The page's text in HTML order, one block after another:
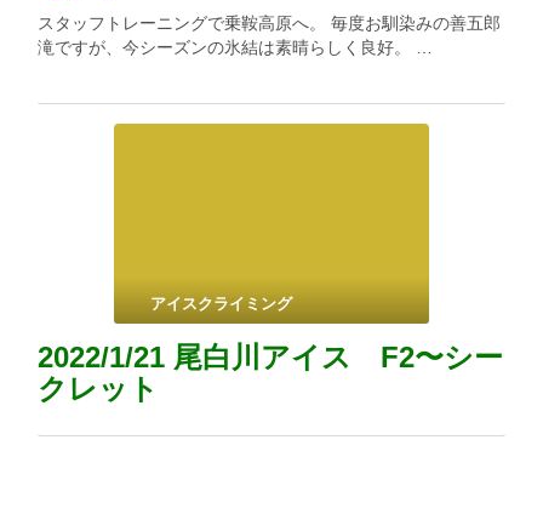
スタッフトレーニングで乗鞍高原へ。 毎度お馴染みの善五郎
滝ですが、今シーズンの氷結は素晴らしく良好。 …
アイスクライミング
2022/1/21 尾白川アイス F2〜シー
クレット